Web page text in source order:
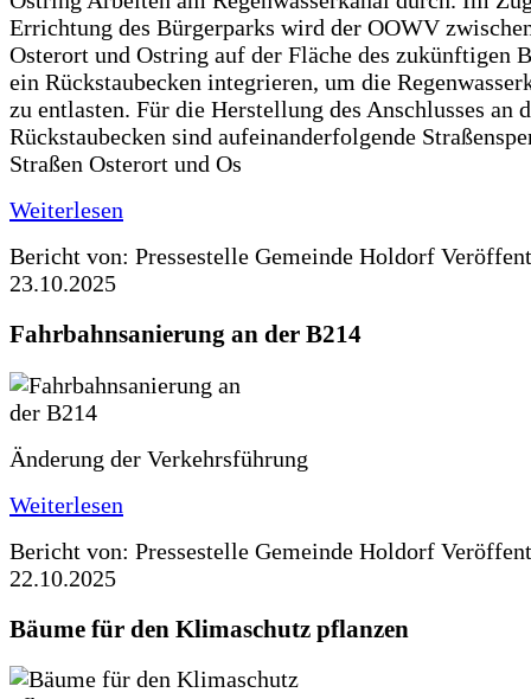
Errichtung des Bürgerparks wird der OOWV
Osterort und Ostring auf der Fläche des zukünftigen
ein Rückstaubecken integrieren, um die
zu entlasten. Für die Herstellung des Anschlusses an
Rückstaubecken sind aufeinanderfolgende
Straßen Osterort und Os
Weiterlesen
Bericht von: Pressestelle Gemeinde Holdorf
23.10.2025
Fahrbahnsanierung an der B214
Änderung der Verkehrsführung
Weiterlesen
Bericht von: Pressestelle Gemeinde Holdorf
22.10.2025
Bäume für den Klimaschutz pflanzen